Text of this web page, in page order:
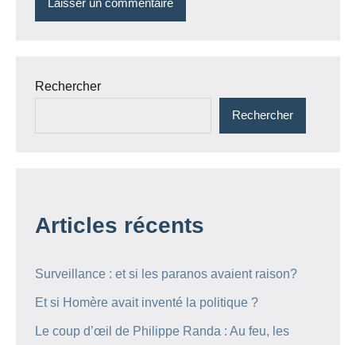
Rechercher
Rechercher
Articles récents
Surveillance : et si les paranos avaient raison?
Et si Homère avait inventé la politique ?
Le coup d’œil de Philippe Randa : Au feu, les